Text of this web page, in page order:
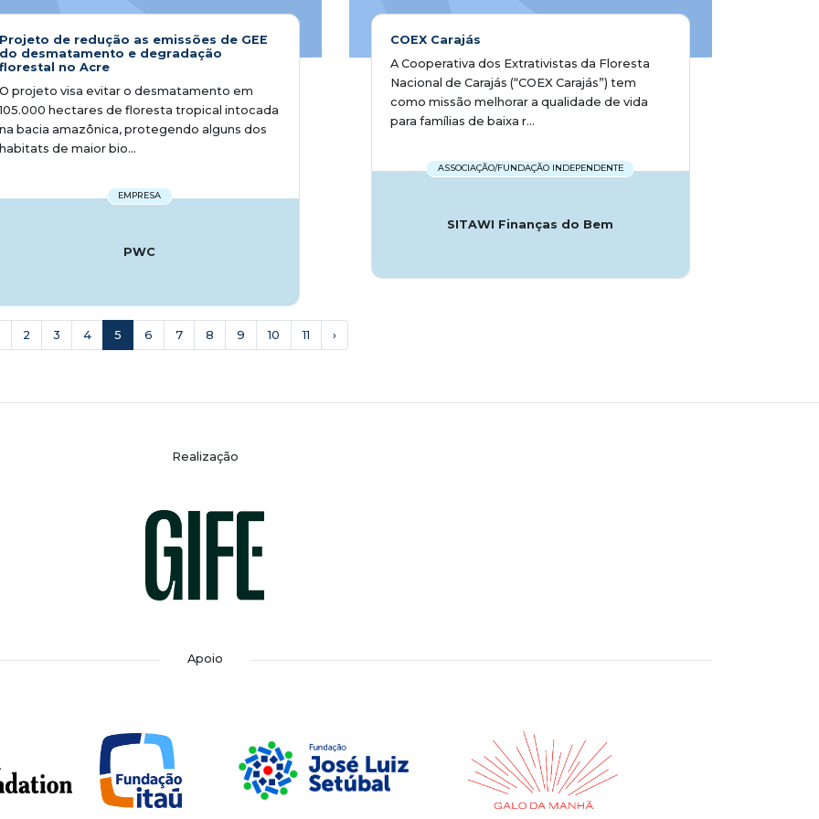
Projeto de redução as emissões de GEE
do desmatamento e degradação
florestal no Acre
O projeto visa evitar o desmatamento em
105.000 hectares de floresta tropical intocada
na bacia amazônica, protegendo alguns dos
habitats de maior bio...
EMPRESA
PWC
COEX Carajás
A Cooperativa dos Extrativistas da Floresta
Nacional de Carajás (“COEX Carajás”) tem
como missão melhorar a qualidade de vida
para famílias de baixa r...
ASSOCIAÇÃO/FUNDAÇÃO INDEPENDENTE
SITAWI Finanças do Bem
2 3 4 5 6 7 8 9 10 11 ›
Realização
Apoio